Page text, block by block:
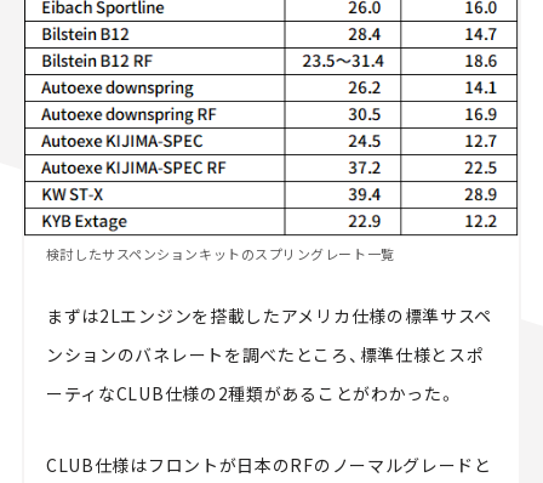
検討したサスペンションキットのスプリングレート一覧
まずは2Lエンジンを搭載したアメリカ仕様の標準サスペ
ンションのバネレートを調べたところ、標準仕様とスポ
ーティなCLUB仕様の2種類があることがわかった。
CLUB仕様はフロントが日本のRFのノーマルグレードと